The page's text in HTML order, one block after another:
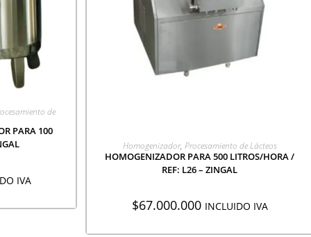
de
PARA 100
IVA
AGREGAR A COTIZACIÓN
Homogenizador, Procesamiento de Lácteos
HOMOGENIZADOR PARA 500 LITROS/HORA /
REF: L26 – ZINGAL
$67.000.000 INCLUIDO IVA